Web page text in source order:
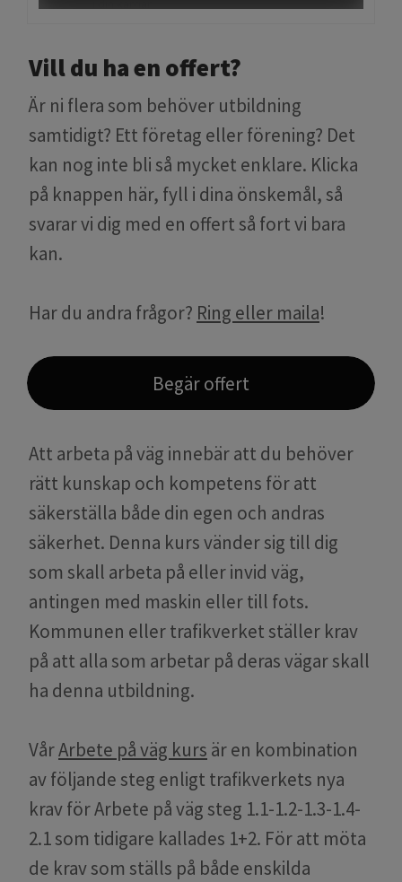
Vill du ha en offert?
Är ni flera som behöver utbildning
samtidigt? Ett företag eller förening? Det
kan nog inte bli så mycket enklare. Klicka
på knappen här, fyll i dina önskemål, så
svarar vi dig med en offert så fort vi bara
kan.
Har du andra frågor? Ring eller maila!
Begär offert
Att arbeta på väg innebär att du behöver
rätt kunskap och kompetens för att
säkerställa både din egen och andras
säkerhet. Denna kurs vänder sig till dig
som skall arbeta på eller invid väg,
antingen med maskin eller till fots.
Kommunen eller trafikverket ställer krav
på att alla som arbetar på deras vägar skall
ha denna utbildning.
VårArbete på väg kurs är en kombination
av följande steg enligt trafikverkets nya
krav för Arbete på väg steg 1.1-1.2-1.3-1.4-
2.1 som tidigare kallades 1+2. För att möta
de krav som ställs på både enskilda